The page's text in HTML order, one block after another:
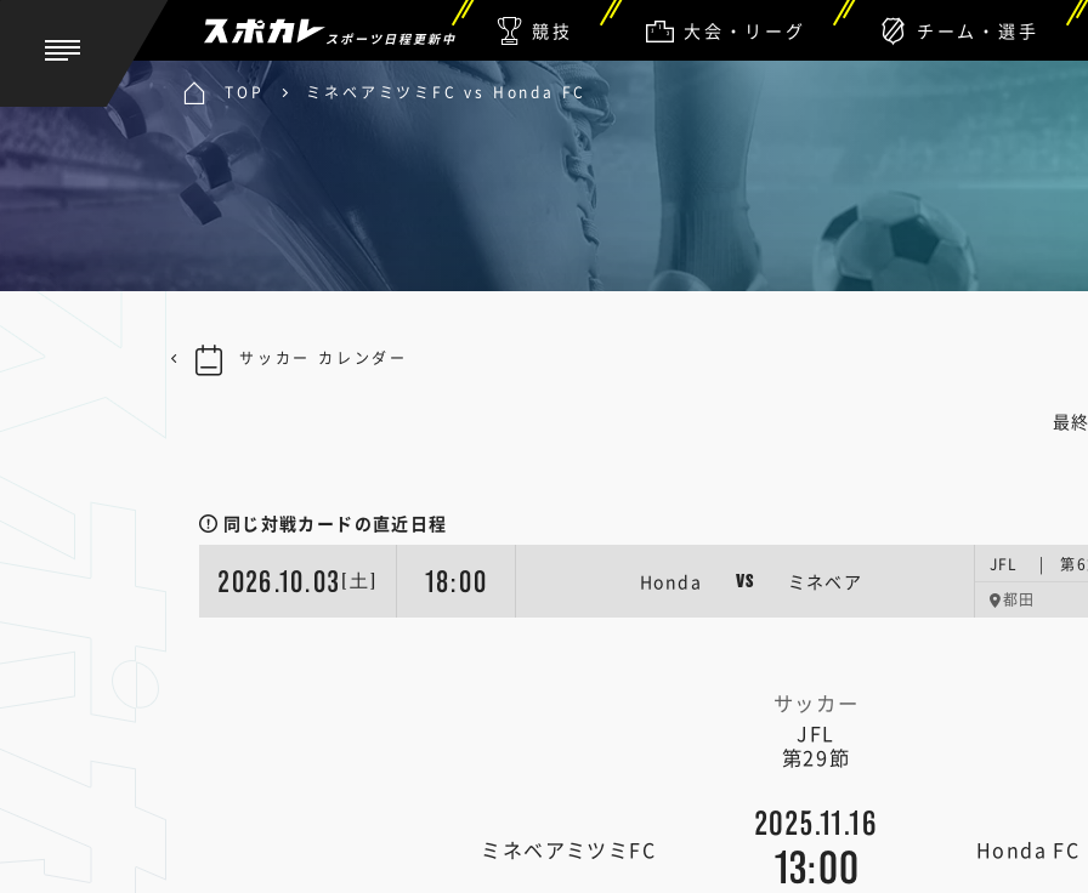
スポーツ日程更新中 競技 大会・リーグ チーム・選手
TOP ミネベアミツミFC vs Honda FC
最
同じ対戦カードの直近日程
2026.10.03 [土] 18:00 Honda VS ミネベア
JFL | 第6
都田
サッカー
JFL
第29節
ミネベアミツミFC
2025.11.16
13:00 Honda FC
サッカー カレンダー